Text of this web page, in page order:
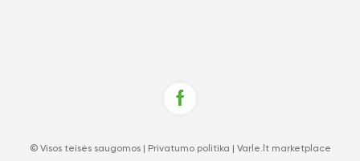
© Visos teisės saugomos | Privatumo politika Varle.lt marketplace